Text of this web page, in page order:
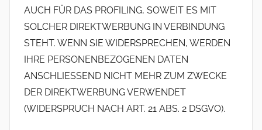
AUCH FÜR DAS PROFILING, SOWEIT ES MIT
SOLCHER DIREKTWERBUNG IN VERBINDUNG
STEHT. WENN SIE WIDERSPRECHEN, WERDEN
IHRE PERSONENBEZOGENEN DATEN
ANSCHLIESSEND NICHT MEHR ZUM ZWECKE
DER DIREKTWERBUNG VERWENDET
(WIDERSPRUCH NACH ART. 21 ABS. 2 DSGVO).